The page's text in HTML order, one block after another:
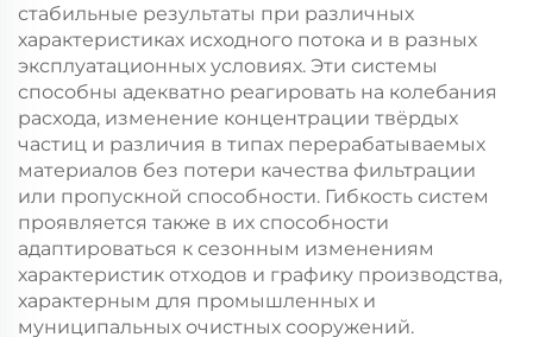
стабильные результаты при различных
характеристиках исходного потока и в разных
эксплуатационных условиях. Эти системы
способны адекватно реагировать на колебания
расхода, изменение концентрации твёрдых
частиц и различия в типах перерабатываемых
материалов без потери качества фильтрации
или пропускной способности. Гибкость систем
проявляется также в их способности
адаптироваться к сезонным изменениям
характеристик отходов и графику производства,
характерным для промышленных и
муниципальных очистных сооружений.